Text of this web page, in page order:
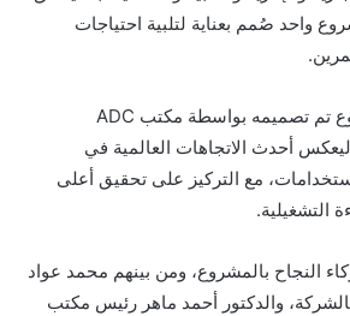
واحد صُمم بعناية لتلبية احتياجات
وأكد معروف أن المشروع تم تصميمه بواسطة مكتب ADC
أحدث الاتجاهات العالمية في
مع التركيز على تحقيق أعلى
التشغيلية.
النجاح بالمشروع، ومن بينهم محمد عواد
والدكتور أحمد ماهر رئيس مكتب